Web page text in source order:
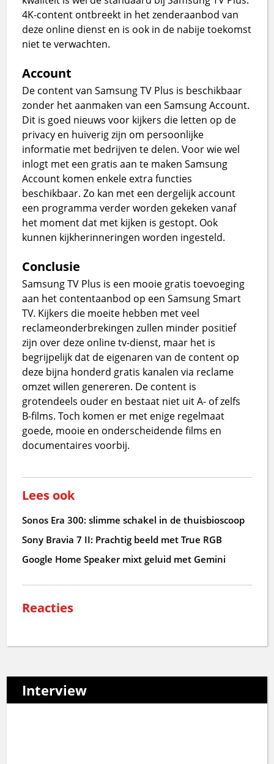
4K-content ontbreekt in het zenderaanbod van
deze online dienst en is ook in de nabije toekomst
niet te verwachten.
Account
De content van Samsung TV Plus is beschikbaar
zonder het aanmaken van een Samsung Account.
Dit is goed nieuws voor kijkers die letten op de
privacy en huiverig zijn om persoonlijke
informatie met bedrijven te delen. Voor wie wel
inlogt met een gratis aan te maken Samsung
Account komen enkele extra functies
beschikbaar. Zo kan met een dergelijk account
een programma verder worden gekeken vanaf
het moment dat met kijken is gestopt. Ook
kunnen kijkherinneringen worden ingesteld.
Conclusie
Samsung TV Plus is een mooie gratis toevoeging
aan het contentaanbod op een Samsung Smart
TV. Kijkers die moeite hebben met veel
reclameonderbrekingen zullen minder positief
zijn over deze online tv-dienst, maar het is
begrijpelijk dat de eigenaren van de content op
deze bijna honderd gratis kanalen via reclame
omzet willen genereren. De content is
grotendeels ouder en bestaat niet uit A- of zelfs
B-films. Toch komen er met enige regelmaat
goede, mooie en onderscheidende films en
documentaires voorbij.
Lees ook
Sonos Era 300: slimme schakel in de thuisbioscoop
Sony Bravia 7 II: Prachtig beeld met True RGB
Google Home Speaker mixt geluid met Gemini
Reacties
Interview